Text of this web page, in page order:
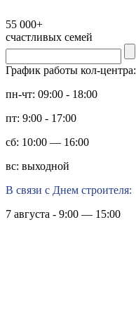
55 000+
счастливых семей
График работы кол-центра:
пн-чт: 09:00 - 18:00
пт: 9:00 - 17:00
сб: 10:00 — 16:00
вс: выходной
В связи с Днем строителя:
7 августа - 9:00 — 15:00